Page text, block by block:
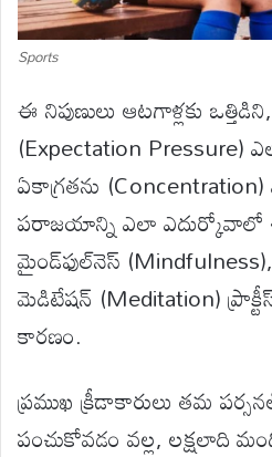
Sports
ఈ నిపుణులు ఆటగాళ్లకు
(Expectation Pressure)
ఏకాగ్రతను
పరాజయాన్ని ఎలా ఎదుర్కోవాలో
మైండ్‌ఫుల్‌నెస్
మెడిటేషన్ (Meditation)
కారణం.
ప్రముఖ క్రీడాకారులు తమ
పంచుకోవడం వల్ల, లక్షలాది